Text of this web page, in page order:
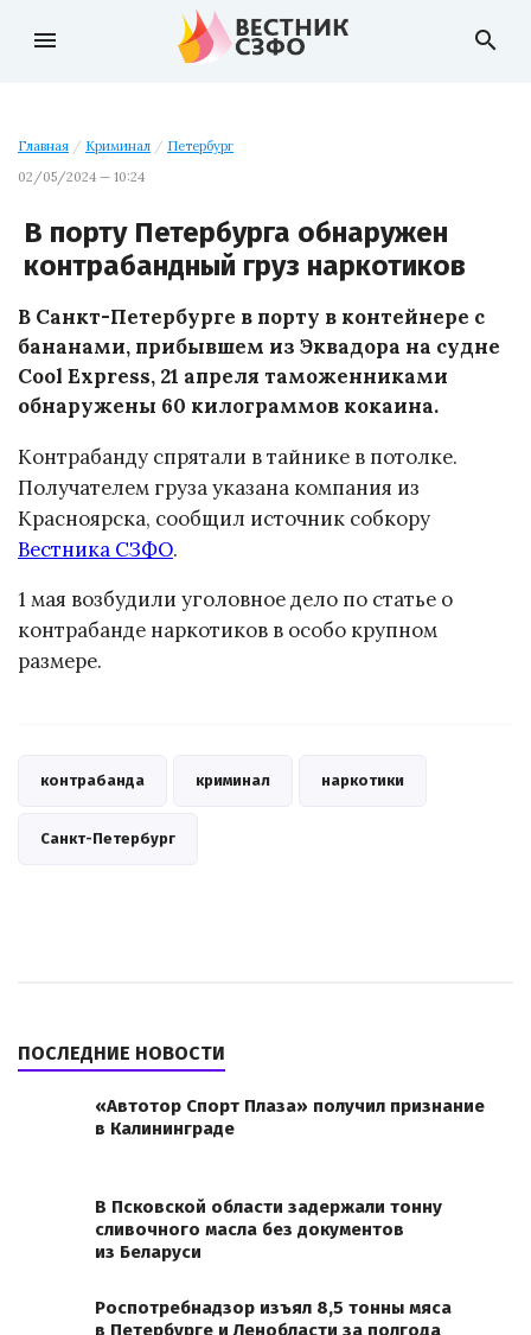
menu search
Главная / Криминал / Петербург
02/05/2024 — 10:24
В порту Петербурга обнаружен
контрабандный груз наркотиков
В Санкт-Петербурге в порту в контейнере с
бананами, прибывшем из Эквадора на судне
Cool Express, 21 апреля таможенниками
обнаружены 60 килограммов кокаина.
Контрабанду спрятали в тайнике в потолке.
Получателем груза указана компания из
Красноярска, сообщил источник собкору
Вестника СЗФО.
1 мая возбудили уголовное дело по статье о
контрабанде наркотиков в особо крупном
размере.
контрабанда криминал наркотики
Санкт-Петербург
ПОСЛЕДНИЕ НОВОСТИ
«Автотор Спорт Плаза» получил признание
в Калининграде
В Псковской области задержали тонну
сливочного масла без документов
из Беларуси
Роспотребнадзор изъял 8,5 тонны мяса
в Петербурге и Ленобласти за полгода